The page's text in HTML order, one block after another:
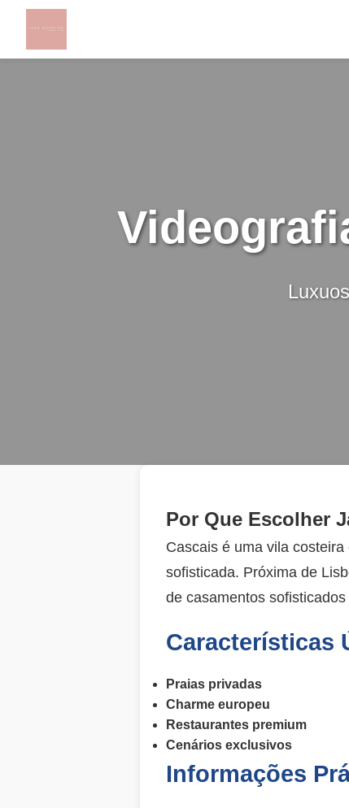
Por Que Escolher
Cascais é uma vila
sofisticada. Próxima de
de casamentos
Características
Praias privadas
Charme europeu
Restaurantes premium
Cenários exclusivos
Informações